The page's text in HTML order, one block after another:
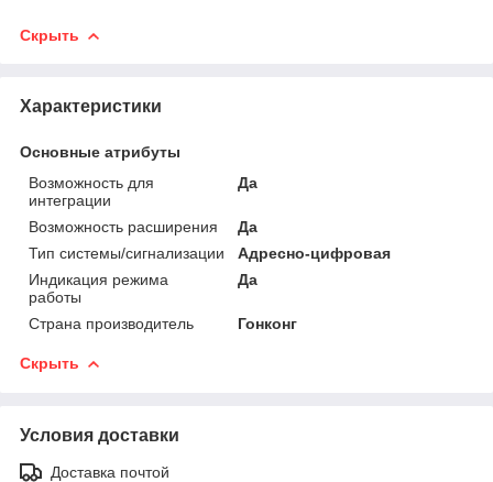
Скрыть
Характеристики
Основные атрибуты
Возможность для
интеграции
Да
Возможность расширения
Да
Тип системы/сигнализации
Адресно-цифровая
Индикация режима
работы
Да
Страна производитель Гонконг
Скрыть
Условия доставки
Доставка почтой